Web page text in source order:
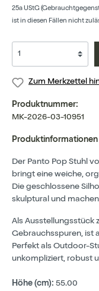
25a UStG
ist in diesen Fällen nicht
Zum Merkzettel
Produktnummer:
MK-2026-03-10951
Produktinformationen
Der Panto Pop Stuhl
bringt eine weiche,
Die geschlossene
skulptural und
Als Ausstellungsstück
Gebrauchsspuren, ist
Perfekt als Outdoor-
unkompliziert, robust
Höhe (cm): 55.00